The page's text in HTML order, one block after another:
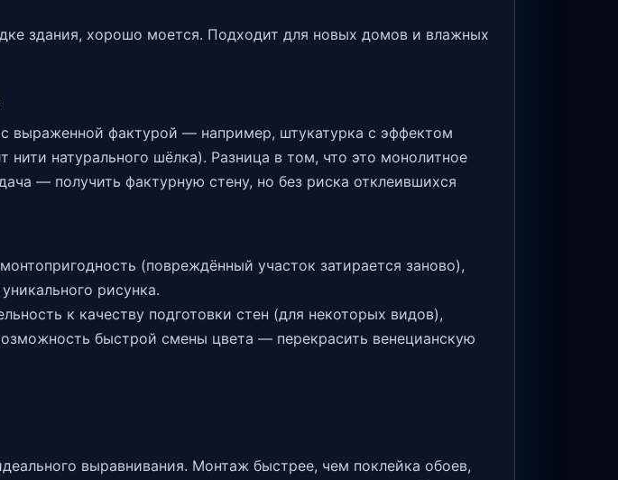
здания, хорошо моется. Подходит для новых домов и влажных
выраженной фактурой — например, штукатурка с эффектом
натурального шёлка). Разница в том, что это монолитное
— получить фактурную стену, но без риска отклеившихся
(повреждённый участок затирается заново),
рисунка.
к качеству подготовки стен (для некоторых видов),
быстрой смены цвета — перекрасить венецианскую
выравнивания. Монтаж быстрее, чем поклейка обоев,